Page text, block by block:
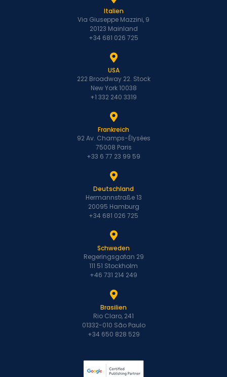
Italien
Via Giuseppe Mazzini, 9
20123 Mainland
+34 681 026 725
USA
222 Broadway 22. Stock
New York 10038
+1 332 240 3319
Frankreich
92 Av. Champs-Élysées
75008 Paris
+33 6 77 23 99 59
Deutschland
Hermannstraße 13
20095 Hamburg
+34 681 026 725
Schweden
Regeringsgatan 29
111 51 Stockholm
+46 731 214 249
Brasilien
Rio Claro, 241
01332-010 São Paulo
+34 650 828 529